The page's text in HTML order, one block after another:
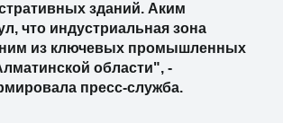
зданий. Аким
что индустриальная зона
из ключевых промышленных
области", -
пресс-служба.